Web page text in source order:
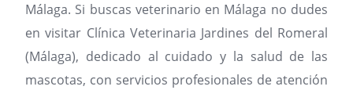
Málaga. Si buscas veterinario en Málaga no dudes
en visitar Clínica Veterinaria Jardines del Romeral
(Málaga), dedicado al cuidado y la salud de las
mascotas, con servicios profesionales de atención